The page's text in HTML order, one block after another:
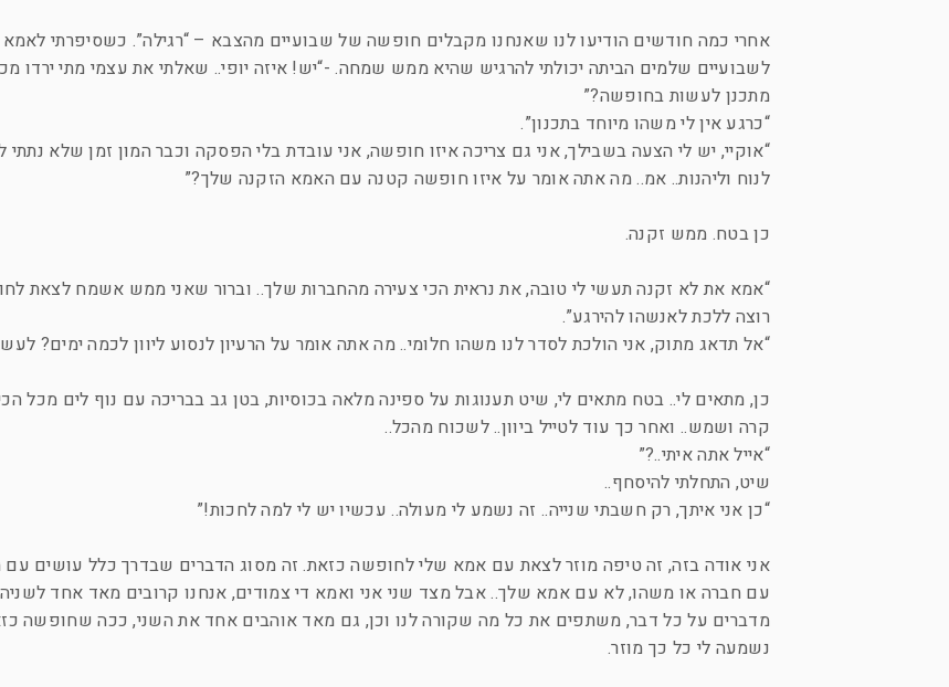
אחרי כמה חודשים הודיעו לנו שאנחנו מקבלים חופשה של שבועיים מהצבא – “רגילה”. כשסיפרתי לאמא
לשבועיים שלמים הביתה יכולתי להרגיש שהיא ממש שמחה. -“יש! איזה יופי.. שאלתי את עצמי מתי ירדו
מתכנן לעשות בחופשה?”
“כרגע אין לי משהו מיוחד בתכנון”.
“אוקיי, יש לי הצעה בשבילך, אני גם צריכה איזו חופשה, אני עובדת בלי הפסקה וכבר המון זמן שלא
לנוח וליהנות.. אמ.. מה אתה אומר על איזו חופשה קטנה עם האמא הזקנה שלך?”
כן בטח. ממש זקנה.
“אמא את לא זקנה תעשי לי טובה, את נראית הכי צעירה מהחברות שלך.. וברור שאני ממש אשמח לצאת
רוצה ללכת לאנשהו להירגע”.
“אל תדאג מתוק, אני הולכת לסדר לנו משהו חלומי.. מה אתה אומר על הרעיון לנסוע ליוון לכמה ימים?
כן, מתאים לי.. בטח מתאים לי, שיט תענוגות על ספינה מלאה בכוסיות, בטן גב בבריכה עם נוף לים מכל
קרה ושמש.. ואחר כך עוד לטייל ביוון.. לשכוח מהכל..
“אייל אתה איתי..?”
שיט, התחלתי להיסחף..
“כן אני איתך, רק חשבתי שנייה.. זה נשמע לי מעולה.. עכשיו יש לי למה לחכות!”
אני אודה בזה, זה טיפה מוזר לצאת עם אמא שלי לחופשה כזאת. זה מסוג הדברים שבדרך כלל עושים עם
עם חברה או משהו, לא עם אמא שלך.. אבל מצד שני אני ואמא די צמודים, אנחנו קרובים מאד אחד
מדברים על כל דבר, משתפים את כל מה שקורה לנו וכן, גם מאד אוהבים אחד את השני, ככה שחופשה
נשמעה לי כל כך מוזר.